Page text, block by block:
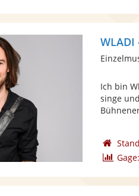
WLADI
Ich bin
singe
Gage: